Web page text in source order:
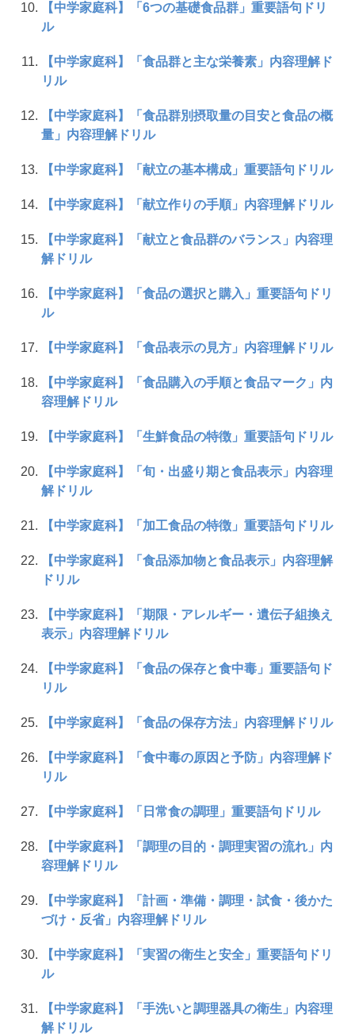
【中学家庭科】「6つの基礎食品群」重要語句ドリ
ル
【中学家庭科】「食品群と主な栄養素」内容理解ド
リル
【中学家庭科】「食品群別摂取量の目安と食品の概
量」内容理解ドリル
【中学家庭科】「献立の基本構成」重要語句ドリル
【中学家庭科】「献立作りの手順」内容理解ドリル
【中学家庭科】「献立と食品群のバランス」内容理
解ドリル
【中学家庭科】「食品の選択と購入」重要語句ドリ
ル
【中学家庭科】「食品表示の見方」内容理解ドリル
【中学家庭科】「食品購入の手順と食品マーク」内
容理解ドリル
【中学家庭科】「生鮮食品の特徴」重要語句ドリル
【中学家庭科】「旬・出盛り期と食品表示」内容理
解ドリル
【中学家庭科】「加工食品の特徴」重要語句ドリル
【中学家庭科】「食品添加物と食品表示」内容理解
ドリル
【中学家庭科】「期限・アレルギー・遺伝子組換え
表示」内容理解ドリル
【中学家庭科】「食品の保存と食中毒」重要語句ド
リル
【中学家庭科】「食品の保存方法」内容理解ドリル
【中学家庭科】「食中毒の原因と予防」内容理解ド
リル
【中学家庭科】「日常食の調理」重要語句ドリル
【中学家庭科】「調理の目的・調理実習の流れ」内
容理解ドリル
【中学家庭科】「計画・準備・調理・試食・後かた
づけ・反省」内容理解ドリル
【中学家庭科】「実習の衛生と安全」重要語句ドリ
ル
【中学家庭科】「手洗いと調理器具の衛生」内容理
解ドリル